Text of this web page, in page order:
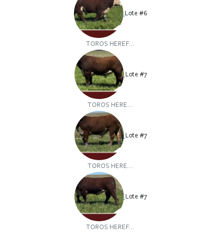
Lote #6
TOROS HEREF...
Lote #7
TOROS HERE...
Lote #7
TOROS HERE...
Lote #7
TOROS HEREF...